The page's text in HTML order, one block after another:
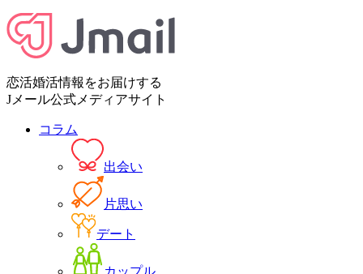
恋活婚活情報をお届けする
Jメール公式メディアサイト
コラム
出会い
片思い
デート
カップル